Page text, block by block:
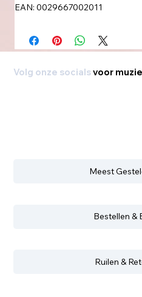
EAN: 0029667002011
Volg onze socialsvoor
Meest
Bestellen &
Ruilen &